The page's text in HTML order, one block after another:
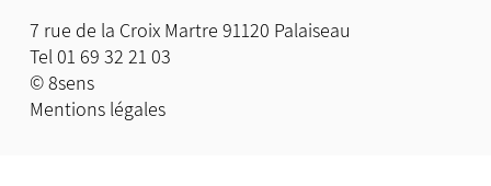
7 rue de la Croix Martre 91120 Palaiseau
Tel 01 69 32 21 03
© 8sens
Mentions légales